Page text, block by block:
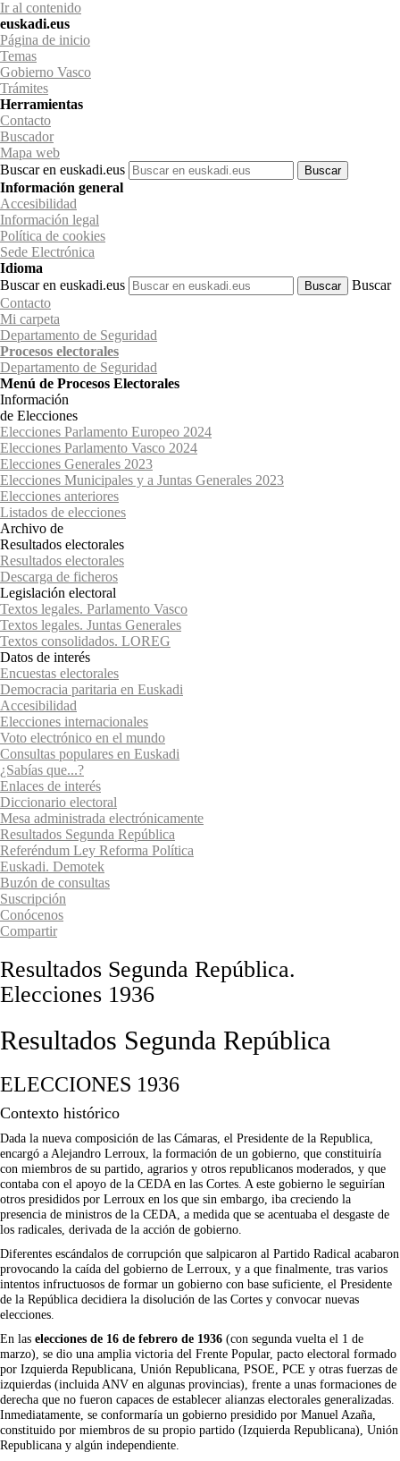
Ir al contenido
euskadi.eus
Página de inicio
Temas
Gobierno Vasco
Trámites
Herramientas
Contacto
Buscador
Mapa web
Buscar en euskadi.eus
Información general
Accesibilidad
Información legal
Política de cookies
Sede Electrónica
Idioma
Buscar en euskadi.eus
Buscar
Contacto
Mi carpeta
Departamento de Seguridad
Procesos electorales
Departamento de Seguridad
Menú de Procesos Electorales
Información
de Elecciones
Elecciones Parlamento Europeo 2024
Elecciones Parlamento Vasco 2024
Elecciones Generales 2023
Elecciones Municipales y a Juntas Generales 2023
Elecciones anteriores
Listados de elecciones
Archivo de
Resultados electorales
Resultados electorales
Descarga de ficheros
Legislación electoral
Textos legales. Parlamento Vasco
Textos legales. Juntas Generales
Textos consolidados. LOREG
Datos de interés
Encuestas electorales
Democracia paritaria en Euskadi
Accesibilidad
Elecciones internacionales
Voto electrónico en el mundo
Consultas populares en Euskadi
¿Sabías que...?
Enlaces de interés
Diccionario electoral
Mesa administrada electrónicamente
Resultados Segunda República
Referéndum Ley Reforma Política
Euskadi. Demotek
Buzón de consultas
Suscripción
Conócenos
Compartir
Resultados Segunda República.
Elecciones 1936
Resultados Segunda República
ELECCIONES 1936
Contexto histórico
Dada la nueva composición de las Cámaras, el Presidente de la Republica,
encargó a Alejandro Lerroux, la formación de un gobierno, que constituiría
con miembros de su partido, agrarios y otros republicanos moderados, y que
contaba con el apoyo de la CEDA en las Cortes. A este gobierno le seguirían
otros presididos por Lerroux en los que sin embargo, iba creciendo la
presencia de ministros de la CEDA, a medida que se acentuaba el desgaste de
los radicales, derivada de la acción de gobierno.
Diferentes escándalos de corrupción que salpicaron al Partido Radical acabaron
provocando la caída del gobierno de Lerroux, y a que finalmente, tras varios
intentos infructuosos de formar un gobierno con base suficiente, el Presidente
de la República decidiera la disolución de las Cortes y convocar nuevas
elecciones.
En las elecciones de 16 de febrero de 1936 (con segunda vuelta el 1 de
marzo), se dio una amplia victoria del Frente Popular, pacto electoral formado
por Izquierda Republicana, Unión Republicana, PSOE, PCE y otras fuerzas de
izquierdas (incluida ANV en algunas provincias), frente a unas formaciones de
derecha que no fueron capaces de establecer alianzas electorales generalizadas.
Inmediatamente, se conformaría un gobierno presidido por Manuel Azaña,
constituido por miembros de su propio partido (Izquierda Republicana), Unión
Republicana y algún independiente.